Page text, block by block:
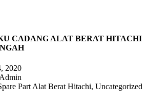
CADANG ALAT BERAT HITACHI
2020
Admin
Part Alat Berat Hitachi, Uncategorized